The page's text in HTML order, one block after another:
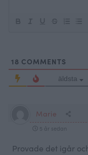
18 COMMENTS
äldsta
Marie
5 år sedan
Provade det igår